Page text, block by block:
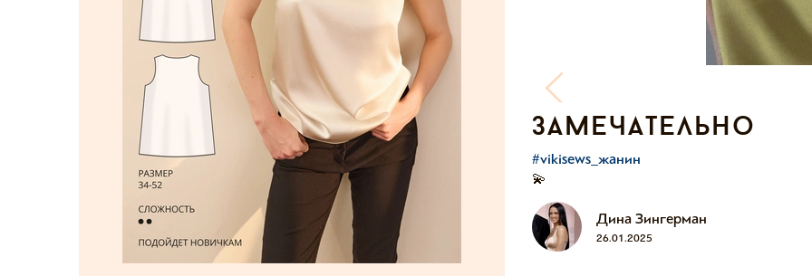
замечательно
#vikisews_жанин
💫
Дина Зингерман
26.01.2025